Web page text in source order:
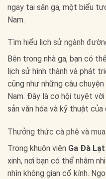
ngay tại sân ga, một biểu
Nam.
Tìm hiểu lịch sử ngành
Bên trong nhà ga, bạn có
lịch sử hình thành và phát
cũng như những câu
Nam. Đây là cơ hội tuyệt
sản văn hóa và kỹ thuật
Thưởng thức cà phê và
Trong khuôn viên Ga Đà Lạt
xinh, nơi bạn có thể nhâm
nhìn không gian cổ kính.